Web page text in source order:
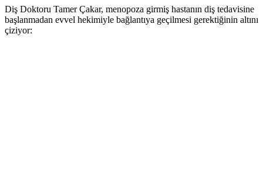
Diş Doktoru Tamer Çakar, menopoza girmiş hastanın diş tedavisine
başlanmadan evvel hekimiyle bağlantıya geçilmesi gerektiğinin altını
çiziyor: